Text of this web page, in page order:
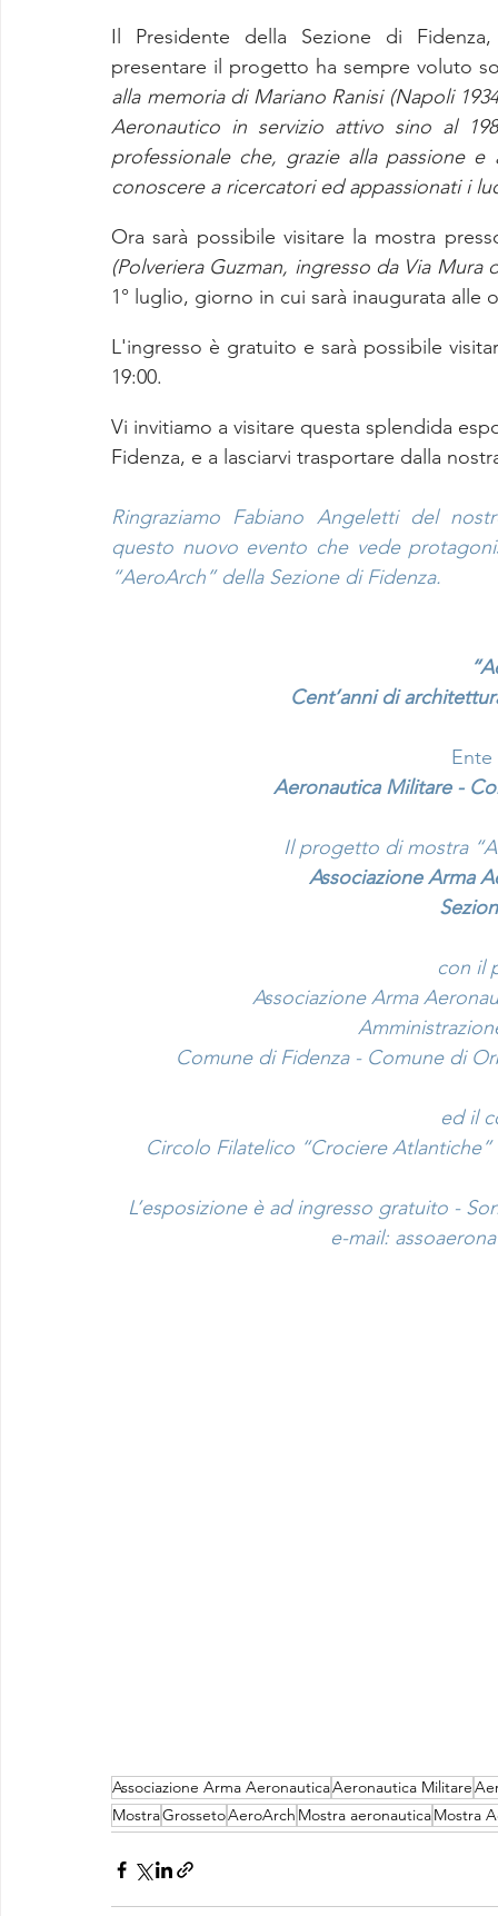
Il Presidente della Sezione di
presentare il progetto ha sempre voluto
alla memoria di Mariano Ranisi (Napoli
Aeronautico in servizio attivo sino al
professionale che, grazie alla passione
conoscere a ricercatori ed appassionati i
(Polveriera Guzman, ingresso da Via Mura
1° luglio, giorno in cui sarà inaugurata alle
L'ingresso è gratuito e sarà possibile
19:00.
Vi invitiamo a visitare questa splendida
Fidenza, e a lasciarvi trasportare dalla
Ringraziamo Fabiano Angeletti del
questo nuovo evento che vede
“AeroArch” della Sezione di Fidenza.
Cent’anni di
Aeronautica Militare -
Il progetto di mostra
Associazione Arma
con il
Associazione Arma
Comune di Fidenza - Comune di
ed il
Circolo Filatelico “Crociere
L’esposizione è ad ingresso gratuito -
e-mail:
Associazione Arma AeronauticaAeronautica Militare
MostraGrossetoAeroArch Mostra aeronauticaMostra